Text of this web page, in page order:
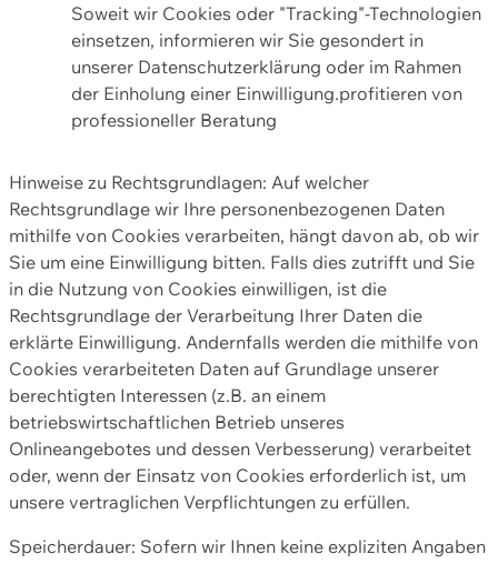
Soweit wir Cookies oder "Tracking"-Technologien
einsetzen, informieren wir Sie gesondert in
unserer Datenschutzerklärung oder im Rahmen
der Einholung einer Einwilligung.profitieren von
professioneller Beratung
Hinweise zu Rechtsgrundlagen: Auf welcher
Rechtsgrundlage wir Ihre personenbezogenen Daten
mithilfe von Cookies verarbeiten, hängt davon ab, ob wir
Sie um eine Einwilligung bitten. Falls dies zutrifft und Sie
in die Nutzung von Cookies einwilligen, ist die
Rechtsgrundlage der Verarbeitung Ihrer Daten die
erklärte Einwilligung. Andernfalls werden die mithilfe von
Cookies verarbeiteten Daten auf Grundlage unserer
berechtigten Interessen (z.B. an einem
betriebswirtschaftlichen Betrieb unseres
Onlineangebotes und dessen Verbesserung) verarbeitet
oder, wenn der Einsatz von Cookies erforderlich ist, um
unsere vertraglichen Verpflichtungen zu erfüllen.
Speicherdauer: Sofern wir Ihnen keine expliziten Angaben